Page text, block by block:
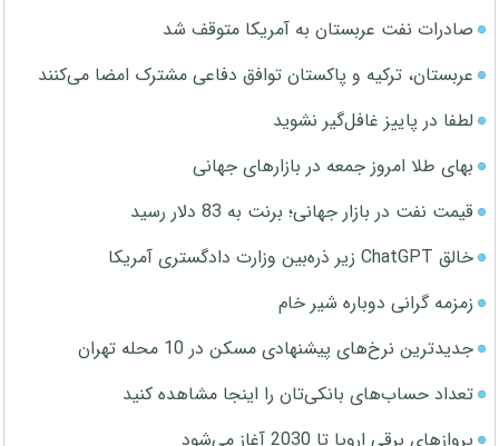
صادرات نفت عربستان به آمریکا متوقف شد
عربستان، ترکیه و پاکستان توافق دفاعی مشترک امضا می‌کنند
لطفا در پاییز غافل‌گیر نشوید
بهای طلا امروز جمعه در بازارهای جهانی
قیمت نفت در بازار جهانی؛ برنت به 83 دلار رسید
خالق ChatGPT زیر ذره‌بین وزارت دادگستری آمریکا
زمزمه گرانی دوباره شیر خام
جدیدترین نرخ‌های پیشنهادی مسکن در 10 محله تهران
تعداد حساب‌های بانکی‌تان را اینجا مشاهده کنید
پروازهای برقی اروپا تا 2030 آغاز می‌شود